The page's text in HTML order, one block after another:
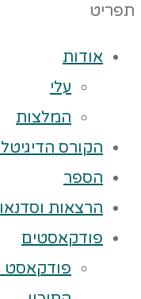
תפריט
אודות
עלי
המלצות
הקורס
הספר
הרצאות
פודקאסטים
פודקאסט